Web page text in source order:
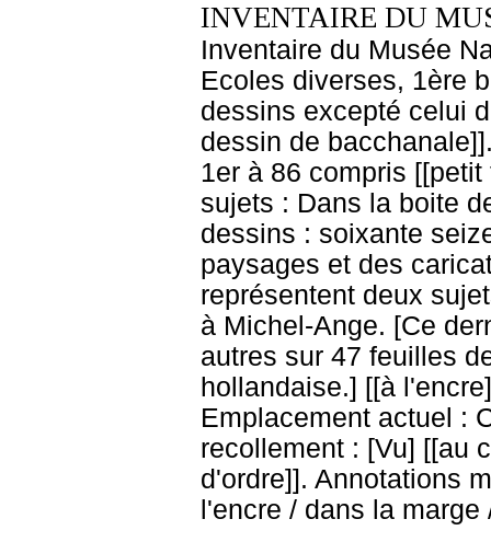
INVENTAIRE DU
Inventaire du Musée
Ecoles diverses, 1ère
dessins excepté celui
dessin de
1er à 86 compris
sujets : Dans la boite
dessins : soixante
paysages et des
représentent deux
à Michel-Ange. [Ce
autres sur 47 feuilles
hollandaise.] [[à
Emplacement actuel :
recollement : [Vu] [[au
d'ordre]]. Annotations
l'encre / dans la